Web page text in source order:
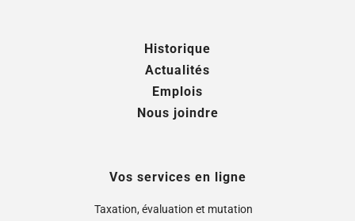
Historique
Actualités
Emplois
Nous joindre
Vos services en ligne
Taxation, évaluation et mutation